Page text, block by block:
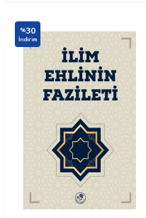
%30
İndirim